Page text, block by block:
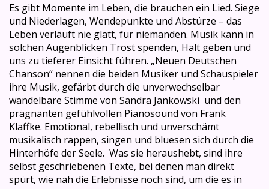
Es gibt Momente im Leben, die brauchen ein Lied. Siege
und Niederlagen, Wendepunkte und Abstürze – das
Leben verläuft nie glatt, für niemanden. Musik kann in
solchen Augenblicken Trost spenden, Halt geben und
uns zu tieferer Einsicht führen. „Neuen Deutschen
Chanson“ nennen die beiden Musiker und Schauspieler
ihre Musik, gefärbt durch die unverwechselbar
wandelbare Stimme von Sandra Jankowski und den
prägnanten gefühlvollen Pianosound von Frank
Klaffke. Emotional, rebellisch und unverschämt
musikalisch rappen, singen und bluesen sich durch die
Hinterhöfe der Seele. Was sie heraushebt, sind ihre
selbst geschriebenen Texte, bei denen man direkt
spürt, wie nah die Erlebnisse noch sind, um die es in